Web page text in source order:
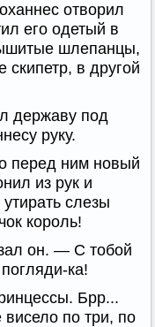
отворил
его одетый в
шлепанцы,
скипетр, в другой
державу под
руку.
перед ним новый
из рук и
слезы
король!
он. — С тобой
ка!
Брр...
по три, по